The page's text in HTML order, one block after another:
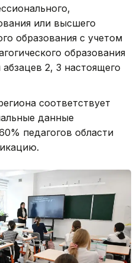
или высшего
образования с учетом
образования
2, 3 настоящего
соответствует
данные
педагогов области